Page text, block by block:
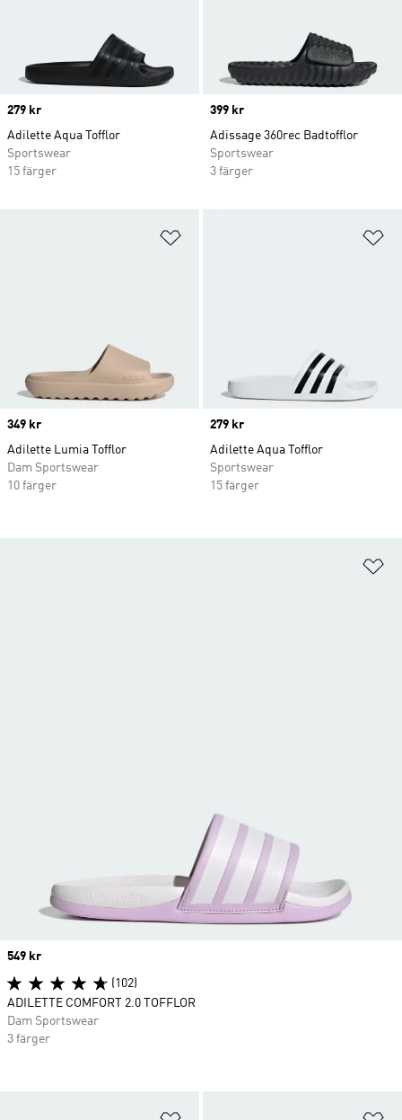
Price
279 kr
Adilette Aqua Tofflor
Sportswear
15 färger
Price
399 kr
Adissage 360rec Badtofflor
Sportswear
3 färger
Price
349 kr
Adilette Lumia Tofflor
Dam Sportswear
10 färger
Price
279 kr
Adilette Aqua Tofflor
Sportswear
15 färger
Price
549 kr
(102)
ADILETTE COMFORT 2.0 TOFFLOR
Dam Sportswear
3 färger